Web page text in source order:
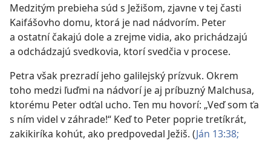
Medzitým prebieha súd s Ježišom, zjavne v tej časti
Kaifášovho domu, ktorá je nad nádvorím. Peter
a ostatní čakajú dole a zrejme vidia, ako prichádzajú
a odchádzajú svedkovia, ktorí svedčia v procese.
Petra však prezradí jeho galilejský prízvuk. Okrem
toho medzi ľuďmi na nádvorí je aj príbuzný Malchusa,
ktorému Peter odťal ucho. Ten mu hovorí: „Veď som ťa
s ním videl v záhrade!“ Keď to Peter poprie tretíkrát,
zakikiríka kohút, ako predpovedal Ježiš. (Ján 13:38;